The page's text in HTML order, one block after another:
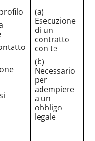
(a)
Esecuzione
di un
contratto
con te
(b)
Necessario
per
adempiere
a un
obbligo
legale